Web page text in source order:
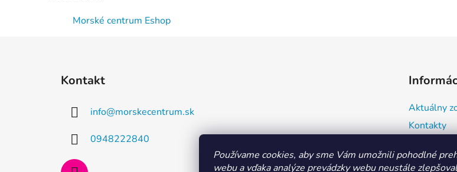
Používame cookies, aby sme Vám umožnili pohodlné
webu a vďaka analýze prevádzky webu neustále
Morské centrum Eshop
Kontakt
info@morskecentrum.sk
0948222840
Aktuálny
Kontakty